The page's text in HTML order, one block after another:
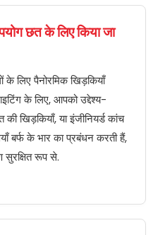
छत के लिए किया जा
के लिए पैनोरमिक खिड़कियाँ
के लिए, आपको उद्देश्य-
की खिड़कियाँ, या इंजीनियर्ड कांच
बर्फ के भार का प्रबंधन करती हैं,
सुरक्षित रूप से.